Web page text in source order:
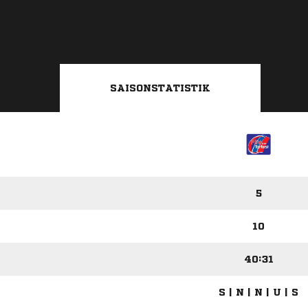
SAISONSTATISTIK
5
10
40:31
S | N | N | U | S